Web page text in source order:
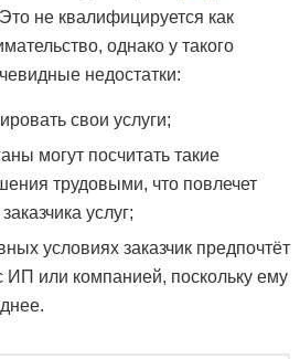
не квалифицируется как
однако у такого
недостатки:
свои услуги;
могут посчитать такие
трудовыми, что повлечет
услуг;
условиях заказчик предпочтёт
ИП или компанией, поскольку ему